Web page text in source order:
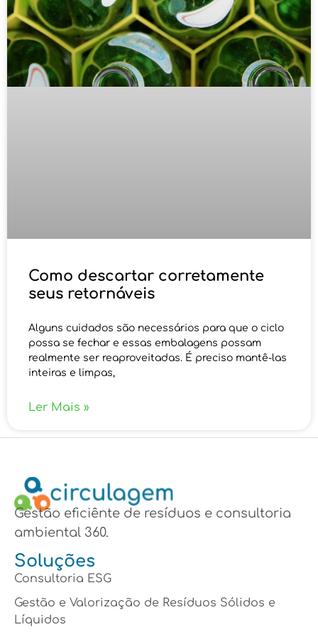
Como descartar corretamente
seus retornáveis
Alguns cuidados são necessários para que o ciclo
possa se fechar e essas embalagens possam
realmente ser reaproveitadas. É preciso mantê-las
inteiras e limpas,
Ler Mais »
Gestão eficiênte de resíduos e consultoria
ambiental 360.
Soluções
Consultoria ESG
Gestão e Valorização de Resíduos Sólidos e
Líquidos